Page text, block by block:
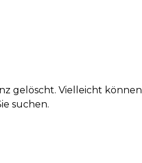
gelöscht. Vielleicht können
suchen.